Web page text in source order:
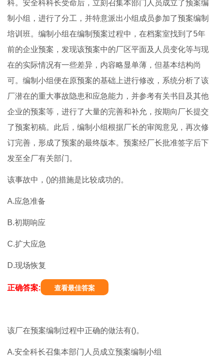
科。安全科科长受命后，立刻召集本部门人员成立了预案编
制小组，进行了分工，并特意派出小组成员参加了预案编制
培训班。编制小组在编制预案过程中，在档案室找到了5年
前的企业预案，发现该预案中的厂区平面及人员变化等与现
在的实际情况有一些差异，内容略显单薄，但基本结构尚
可。编制小组便在原预案的基础上进行修改，系统分析了该
厂潜在的重大事故隐患和应急能力，并参考有关书目及其他
企业的预案等，进行了大量的完善和补允，按期向厂长提交
了预案初稿。此后，编制小组根据厂长的审阅意见，再次修
订完善，形成了预案的最终版本。预案经厂长批准签字后下
发至全厂有关部门。
该事故中，()的措施是比较成功的。
A.应急准备
B.初期响应
C.扩大应急
D.现场恢复
正确答案: 查看最佳答案
该厂在预案编制过程中正确的做法有()。
A.安全科长召集本部门人员成立预案编制小组